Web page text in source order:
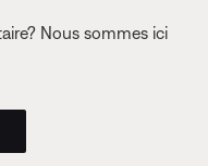
Nous sommes ici